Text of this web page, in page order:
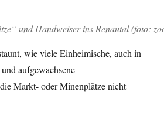
und Handweiser ins Renautal (foto:
wie viele Einheimische, auch in
aufgewachsene
Markt- oder Minenplätze nicht